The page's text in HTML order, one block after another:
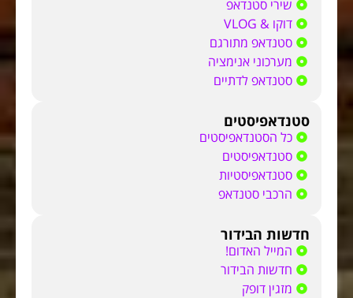
שירי סטנדאפ
דוקו & VLOG
סטנדאפ מתורגם
מערכוני אנימציה
סטנדאפ לדתיים
סטנדאפיסטים
כל הסטנדאפיסטים
סטנדאפיסטים
סטנדאפיסטיות
הרכבי סטנדאפ
חדשות הבידור
המייל האדום!
חדשות הבידור
מזגין דופק